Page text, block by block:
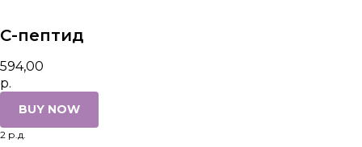
C-пептид
594,00
р.
BUY NOW
2 р.д.